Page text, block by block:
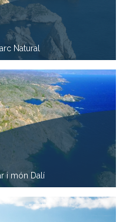
Natural
i món Dalí